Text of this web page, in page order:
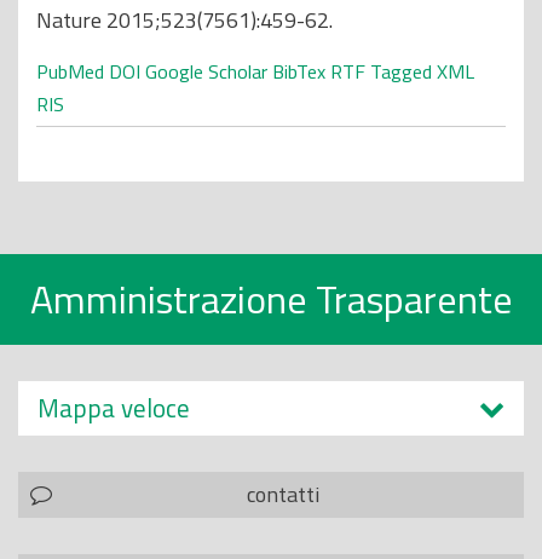
Nature 2015;523(7561):459-62.
PubMed DOI Google Scholar BibTex RTF Tagged XML
RIS
Amministrazione Trasparente
Mappa veloce
contatti